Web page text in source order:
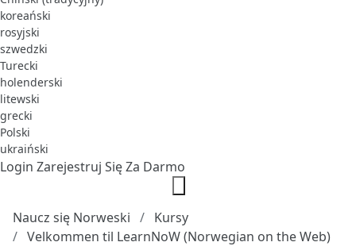
koreański
rosyjski
szwedzki
Turecki
holenderski
litewski
grecki
Polski
ukraiński
Login Zarejestruj Się Za Darmo
Naucz się Norweski
Kursy
Velkommen til LearnNoW (Norwegian on the Web)